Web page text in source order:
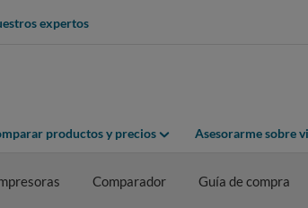
expertos
productos y precios Asesorarme sobre
Comparador Guía de compra